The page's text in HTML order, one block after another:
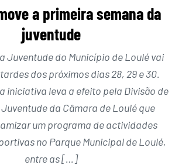
a primeira semana da
juventude
Juventude do Município de Loulé vai
dos próximos dias 28, 29 e 30.
iniciativa leva a efeito pela Divisão de
da Câmara de Loulé que
um programa de actividades
no Parque Municipal de Loulé,
entre as […]